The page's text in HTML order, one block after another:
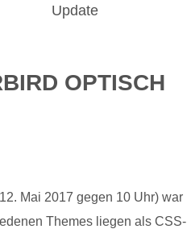
Update
OPTISCH
Mai 2017 gegen 10 Uhr) war
Themes liegen als CSS-